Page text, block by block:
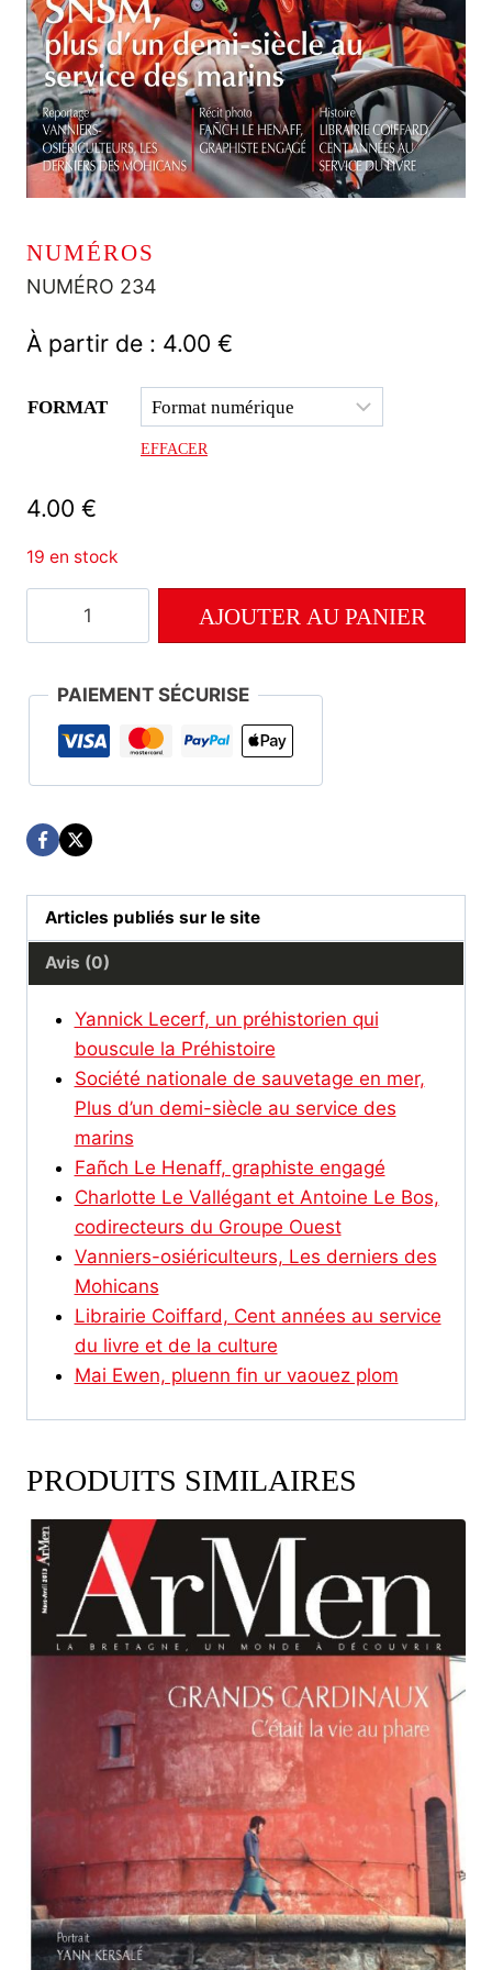
NUMÉROS
NUMÉRO 234
À partir de : 4.00 €
FORMAT
EFFACER
4.00 €
19 en stock
234
AJOUTER AU PANIER
PAIEMENT SÉCURISE
Articles publiés sur le site
Avis (0)
Yannick Lecerf, un préhistorien qui
bouscule la Préhistoire
Société nationale de sauvetage en mer,
Plus d’un demi-siècle au service des
marins
Fañch Le Henaff, graphiste engagé
Charlotte Le Vallégant et Antoine Le Bos,
codirecteurs du Groupe Ouest
Vanniers-osiériculteurs, Les derniers des
Mohicans
Librairie Coiffard, Cent années au service
du livre et de la culture
Mai Ewen, pluenn fin ur vaouez plom
PRODUITS SIMILAIRES